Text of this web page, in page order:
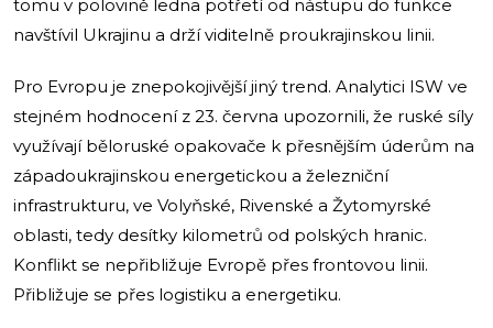
tomu v polovině ledna potřetí od nástupu do funkce
navštívil Ukrajinu a drží viditelně proukrajinskou linii.
Pro Evropu je znepokojivější jiný trend. Analytici ISW ve
stejném hodnocení z 23. června upozornili, že ruské síly
využívají běloruské opakovače k přesnějším úderům na
západoukrajinskou energetickou a železniční
infrastrukturu, ve Volyňské, Rivenské a Žytomyrské
oblasti, tedy desítky kilometrů od polských hranic.
Konflikt se nepřibližuje Evropě přes frontovou linii.
Přibližuje se přes logistiku a energetiku.